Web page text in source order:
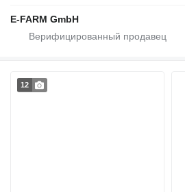
E-FARM GmbH
12